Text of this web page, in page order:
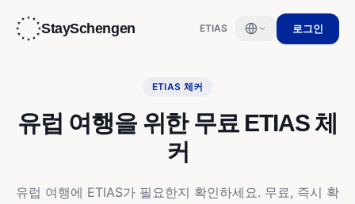
StaySchengen ETIAS 로그인
ETIAS 체커
유럽 여행을 위한 무료 ETIAS 체
커
유럽 여행에 ETIAS가 필요한지 확인하세요. 무료, 즉시 확